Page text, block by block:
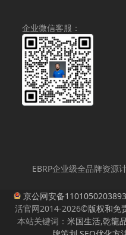
企业微信客服：
EBRP企业级全品牌资源计
京公网安备
活官网2014-2026©版权和免
本站关键词： 米国生活,乾龍